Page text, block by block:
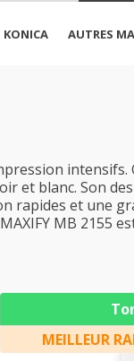
KONICA AUTRES
intensifs.
et blanc. Son
rapides et une
MB 2155
MEILLEUR